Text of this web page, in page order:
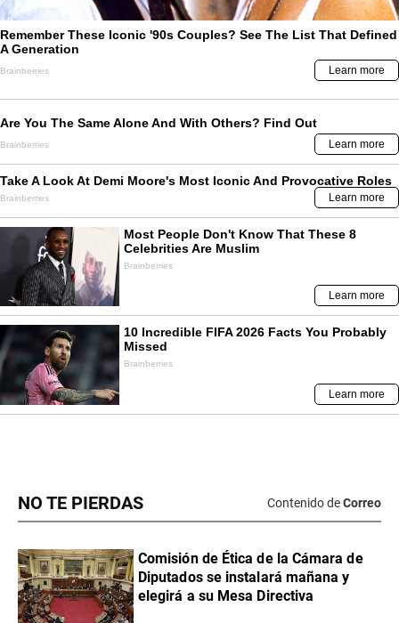
NO TE PIERDAS Contenido deCorreo
Comisión de Ética de la Cámara de
Diputados se instalará mañana y
elegirá a su Mesa Directiva